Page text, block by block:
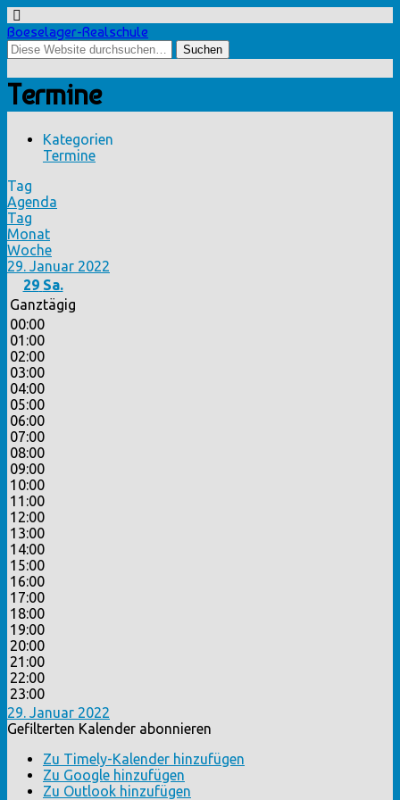
Boeselager-Realschule
Termine
Kategorien
Termine
Tag
Agenda
Tag
Monat
Woche
29. Januar 2022
29 Sa.
Ganztägig
00:00
01:00
02:00
03:00
04:00
05:00
06:00
07:00
08:00
09:00
10:00
11:00
12:00
13:00
14:00
15:00
16:00
17:00
18:00
19:00
20:00
21:00
22:00
23:00
29. Januar 2022
Gefilterten Kalender abonnieren
Zu Timely-Kalender hinzufügen
Zu Google hinzufügen
Zu Outlook hinzufügen